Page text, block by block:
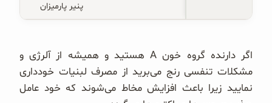
پنیر پارمیزان
اگر دارنده گروه خون A هستید و همیشه از آلرژی و
مشکلات تنفسی رنج می‌برید از مصرف لبنیات خودداری
نمایید زیرا باعث افزایش مخاط می‌شوند که خود عامل